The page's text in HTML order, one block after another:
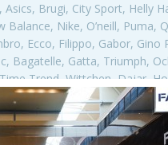
Brugi, City Sport, Helly
Nike, O’neill, Puma,
Ecco, Filippo, Gabor, Gino
Bagatelle, Gatta, Triumph,
Trend, Wittchen, Dajar,
Perfunerie, Jupi Park, Matras,